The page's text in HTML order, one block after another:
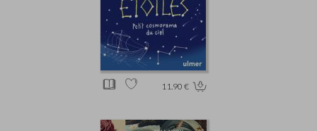
11.90 €